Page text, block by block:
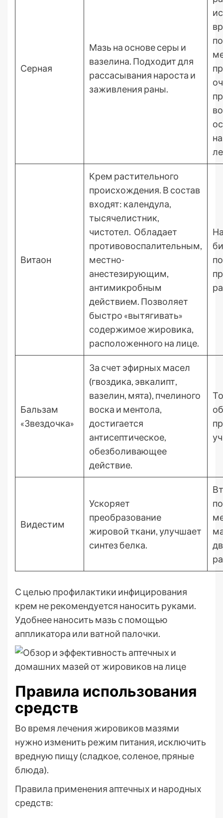
Серная
Мазь на основе серы и
вазелина. Подходит для
рассасывания нароста и
заживления раны.
Витаон
Крем растительного
происхождения. В состав
входят: календула,
тысячелистник,
чистотел. Обладает
противовоспалительным,
местно-
анестезирующим,
антимикробным
действием. Позволяет
быстро «вытягивать»
содержимое жировика,
расположенного на лице.
Бальзам
«Звездочка»
За счет эфирных масел
(гвоздика, эвкалипт,
вазелин, мята), пчелиного
воска и ментола,
достигается
антисептическое,
обезболивающее
действие.
Видестим
Ускоряет
преобразование
жировой ткани, улучшает
синтез белка.
С целью профилактики инфицирования
крем не рекомендуется наносить руками.
Удобнее наносить мазь с помощью
аппликатора или ватной палочки.
Правила использования
средств
Во время лечения жировиков мазями
нужно изменить режим питания, исключить
вредную пищу (сладкое, соленое, пряные
блюда).
Правила применения аптечных и народных
средств: